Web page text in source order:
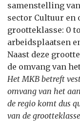
samenstelling
sector Cultuur en
grootteklasse: 0
arbeidsplaatsen
Naast deze
de omvang van
Het MKB betreft
omvang van het
de regio komt dus
van de